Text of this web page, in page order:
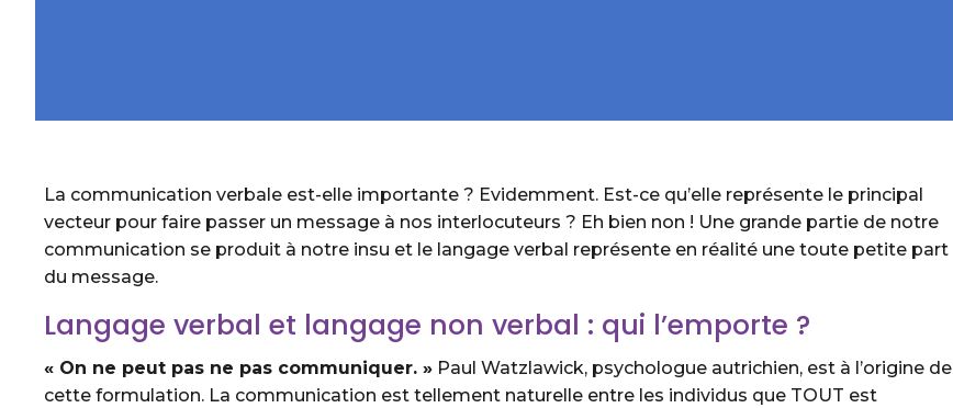
La communication verbale est-elle importante ? Evidemment. Est-ce qu’elle représente le principal
vecteur pour faire passer un message à nos interlocuteurs ? Eh bien non ! Une grande partie de notre
communication se produit à notre insu et le langage verbal représente en réalité une toute petite part
du message.
Langage verbal et langage non verbal : qui l’emporte ?
« On ne peut pas ne pas communiquer. » Paul Watzlawick, psychologue autrichien, est à l’origine de
cette formulation. La communication est tellement naturelle entre les individus que TOUT est